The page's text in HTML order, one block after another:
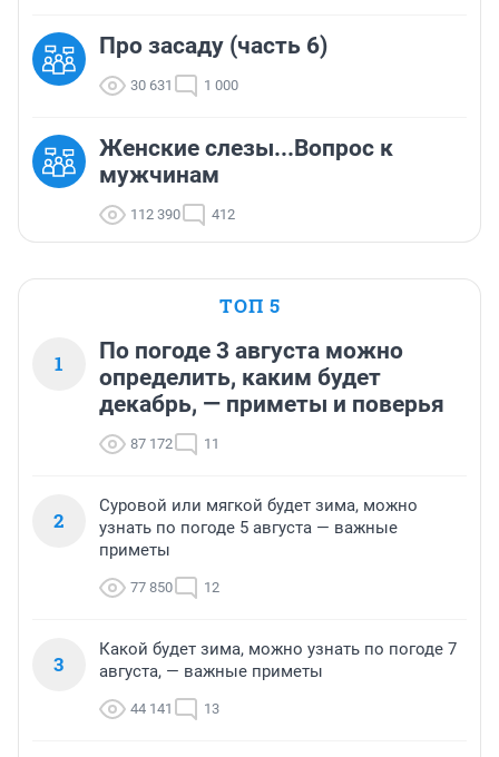
Про засаду (часть 6)
30 631 1 000
Женские слезы...Вопрос к
мужчинам
112 390 412
ТОП 5
1
По погоде 3 августа можно
определить, каким будет
декабрь, — приметы и поверья
87 172 11
2
Суровой или мягкой будет зима, можно
узнать по погоде 5 августа — важные
приметы
77 850 12
3
Какой будет зима, можно узнать по погоде 7
августа, — важные приметы
44 141 13